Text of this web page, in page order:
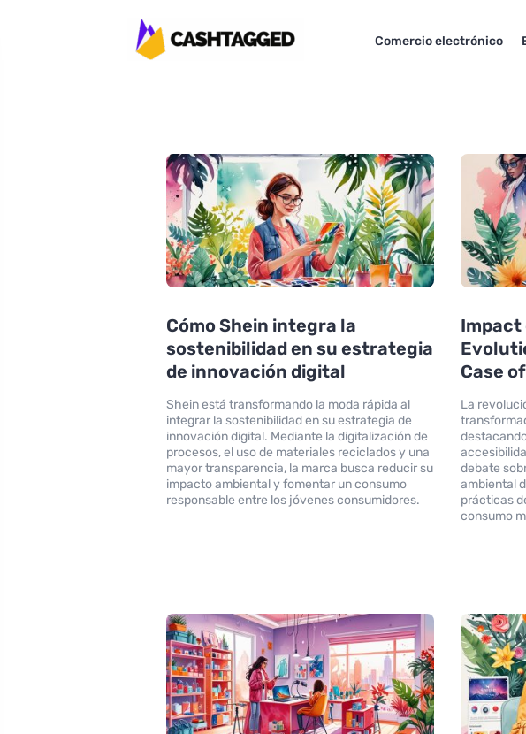
Comercio electrónico
Cómo Shein integra la
sostenibilidad en su estrategia
de innovación digital
Shein está transformando la moda rápida al
integrar la sostenibilidad en su estrategia de
innovación digital. Mediante la digitalización de
procesos, el uso de materiales reciclados y una
mayor transparencia, la marca busca reducir su
impacto ambiental y fomentar un consumo
responsable entre los jóvenes consumidores.
Impact
Case
La
debate
ambiental
prácticas
consumo